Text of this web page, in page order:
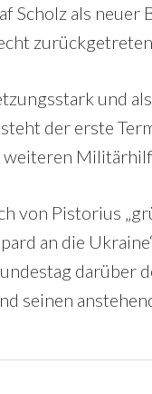
Scholz als
und
der erste
von Pistorius
an die
darüber
seinen